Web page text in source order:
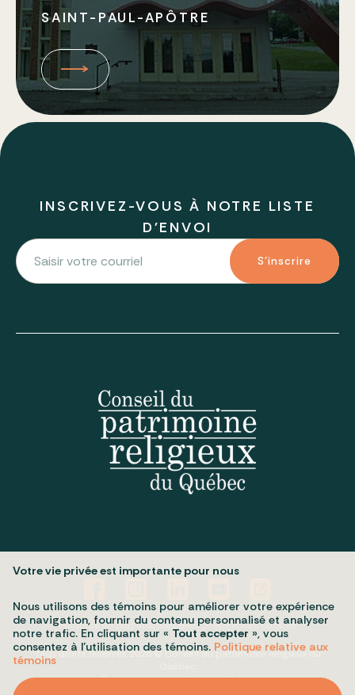
SAINT-PAUL-APÔTRE
INSCRIVEZ-VOUS À NOTRE LISTE
D'ENVOI
S'inscrire
Politique de confidentialitéMes préférences cookies
Tous droits réservés 2026 © Conseil du patrimoine religieux du
Conception et réalisation :Nubee
Votre vie privée est importante pour nous
Nous utilisons des témoins pour améliorer votre expérience
de navigation, fournir du contenu personnalisé et analyser
notre trafic. En cliquant sur « Tout accepter », vous
consentez à l’utilisation des témoins. Politique relative aux
témoins